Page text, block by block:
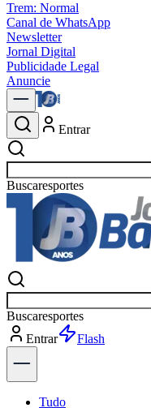
Trem: Normal
Canal de WhatsApp
Newsletter
Jornal Digital
Publicidade Legal
Anuncie
Entrar
Buscarpo
Buscarpo
Entrar
Explorar
Tudo